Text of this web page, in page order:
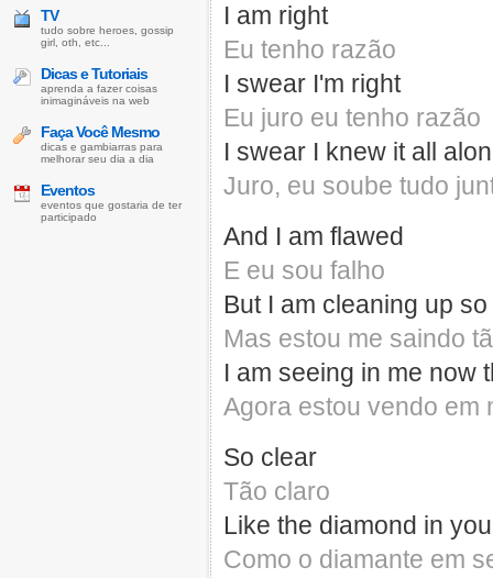
I am right
Eu tenho razão
I swear I'm right
Eu juro eu tenho razão
I swear I knew it all
Juro, eu soube tudo
And I am flawed
E eu sou falho
But I am cleaning up
Mas estou me saindo
I am seeing in me now
Agora estou vendo em
So clear
Tão claro
Like the diamond in
Como o diamante em
TV
tudo sobre heroes, gossip
girl, oth, etc...
Dicas e Tutoriais
aprenda a fazer coisas
inimagináveis na web
Faça Você Mesmo
dicas e gambiarras para
melhorar seu dia a dia
Eventos
eventos que gostaria de ter
participado